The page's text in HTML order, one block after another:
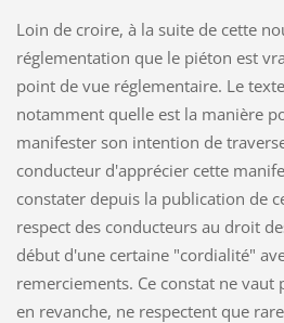
Loin de croire, à la suite de cette
réglementation que le piéton est
point de vue réglementaire. Le
notamment quelle est la manière
manifester son intention de
conducteur d'apprécier cette
constater depuis la publication de
respect des conducteurs au droit
début d'une certaine "cordialité"
remerciements. Ce constat ne vaut
en revanche, ne respectent que